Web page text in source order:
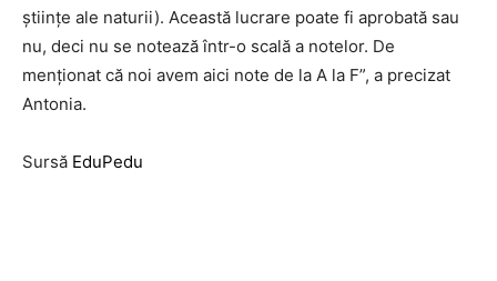
științe ale naturii). Această lucrare poate fi aprobată sau
nu, deci nu se notează într-o scală a notelor. De
menționat că noi avem aici note de la A la F”, a precizat
Antonia.
Sursă EduPedu